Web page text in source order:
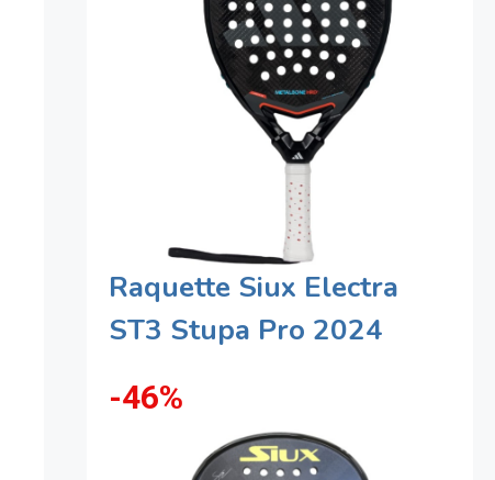
Raquette Siux Electra
ST3 Stupa Pro 2024
-46%